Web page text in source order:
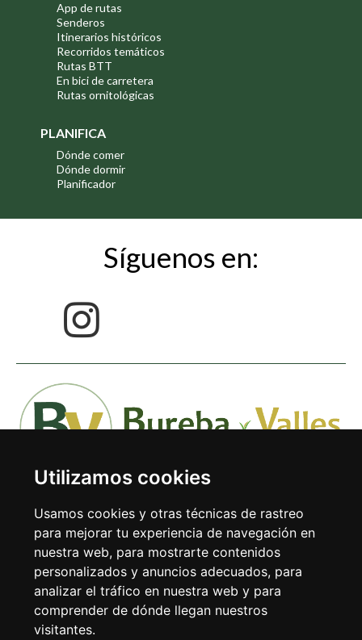
Utilizamos cookies
Usamos cookies y otras técnicas de rastreo
para mejorar tu experiencia de navegación en
nuestra web, para mostrarte contenidos
personalizados y anuncios adecuados, para
analizar el tráfico en nuestra web y para
comprender de dónde llegan nuestros
visitantes.
App de rutas
Senderos
Itinerarios históricos
Recorridos temáticos
Rutas BTT
En bici de carretera
Rutas ornitológicas
PLANIFICA
Dónde comer
Dónde dormir
Planificador
Síguenos en:
Avda. Doctor Rodríguez de la Fuente 1-1º 09240 Briviesca
(Burgos)
Tel: 947 59 38 31